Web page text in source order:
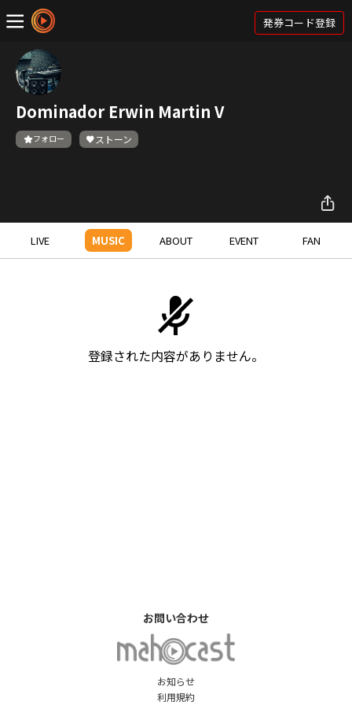
発券コード登録
Dominador Erwin Martin V
フォロー ストーン
LIVE MUSIC ABOUT EVENT FAN
登録された内容がありません。
お知らせ
利用規約
お問い合わせ